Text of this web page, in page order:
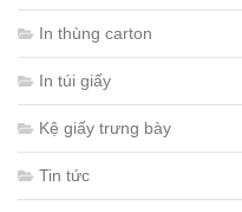
In thùng carton
In túi giấy
Kệ giấy trưng bày
Tin tức